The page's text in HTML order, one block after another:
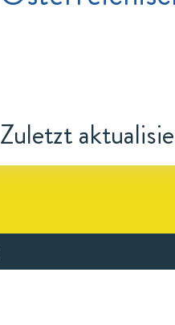
Zuletzt